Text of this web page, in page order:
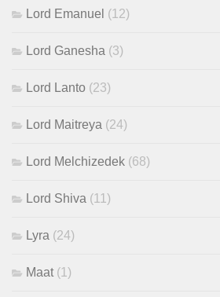
Lord Emanuel (12)
Lord Ganesha (3)
Lord Lanto (23)
Lord Maitreya (24)
Lord Melchizedek (68)
Lord Shiva (11)
Lyra (24)
Maat (1)